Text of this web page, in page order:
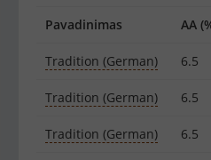
Pavadinimas AA
Tradition (German) 6.5
Tradition (German) 6.5
Tradition (German) 6.5